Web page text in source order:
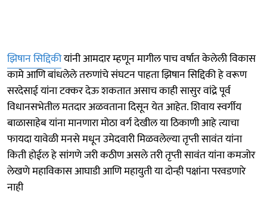
झिषान सिद्दिकीयांनी आमदार म्हणून मागील पाच वर्षात केलेली विकास
कामे आणि बांधलेले तरुणांचे संघटन पाहता झिषान सिद्दिकी हे वरूण
सरदेसाई यांना टक्कर देऊ शकतात असाच काही सासुर वांद्रे पूर्व
विधानसभेतील मतदार अळवताना दिसून येत आहेत. शिवाय स्वर्गीय
बाळासाहेब यांना मानणारा मोठा वर्ग देखील या ठिकाणी आहे त्याचा
फायदा यावेळी मनसे मधून उमेदवारी मिळवलेल्या तृप्ती सावंत यांना
किती होईल हे सांगणे जरी कठीण असले तरी तृप्ती सावंत यांना कमजोर
लेखणे महाविकास आघाडी आणि महायुती या दोन्ही पक्षांना परवडणारे
नाही